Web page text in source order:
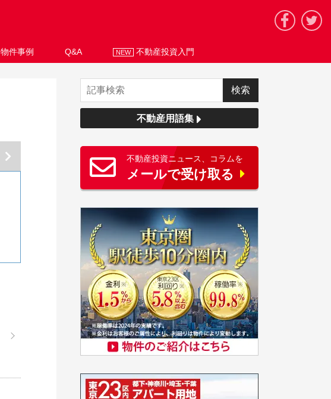
物件事例 Q&A NEW 不動産投資入門
不動産用語集
不動産投資ニュース、コラムを
メールで受け取る